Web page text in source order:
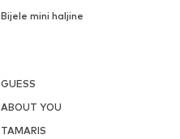
Bijele mini haljine
GUESS
ABOUT YOU
TAMARIS